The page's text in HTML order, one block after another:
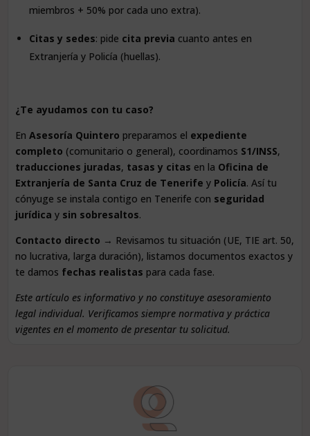
miembros + 50% por cada uno extra).
Citas y sedes: pide cita previa cuanto antes en
Extranjería y Policía (huellas).
¿Te ayudamos con tu caso?
EnAsesoría Quintero preparamos el expediente
completo (comunitario o general), coordinamos S1/INSS,
traducciones juradas, tasas y citas en la Oficina de
Extranjería de Santa Cruz de Tenerife y Policía. Así tu
cónyuge se instala contigo en Tenerife con seguridad
jurídica y sin sobresaltos.
Contacto directo → Revisamos tu situación (UE, TIE art. 50,
no lucrativa, larga duración), listamos documentos exactos y
te damos fechas realistas para cada fase.
Este artículo es informativo y no constituye asesoramiento
legal individual. Verificamos siempre normativa y práctica
vigentes en el momento de presentar tu solicitud.